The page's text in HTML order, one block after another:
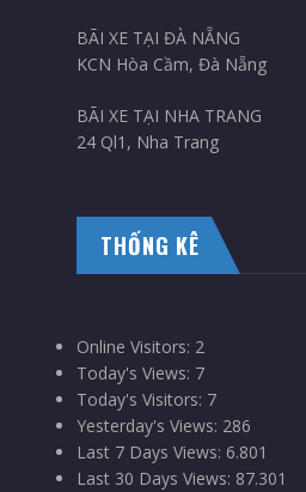
BÃI XE TẠI ĐÀ NẴNG
KCN Hòa Cầm, Đà Nẵng
BÃI XE TẠI NHA TRANG
24 Ql1, Nha Trang
THỐNG KÊ
Online Visitors: 2
Today's Views: 7
Today's Visitors: 7
Yesterday's Views: 286
Last 7 Days Views: 6.801
Last 30 Days Views: 87.301